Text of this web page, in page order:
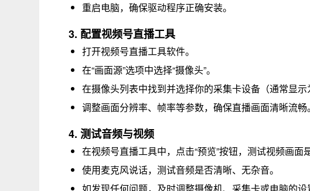
重启电脑，确保驱动程序正确安装。
3. 配置视频号直播工具
打开视频号直播工具软件。
在“画面源”选项中选择“摄像头”。
在摄像头列表中找到并选择你的采集卡设备（通常显示
调整画面分辨率、帧率等参数，确保直播画面清晰流畅。
4. 测试音频与视频
在视频号直播工具中，点击“预览”按钮，测试视频画面
使用麦克风说话，测试音频是否清晰、无杂音。